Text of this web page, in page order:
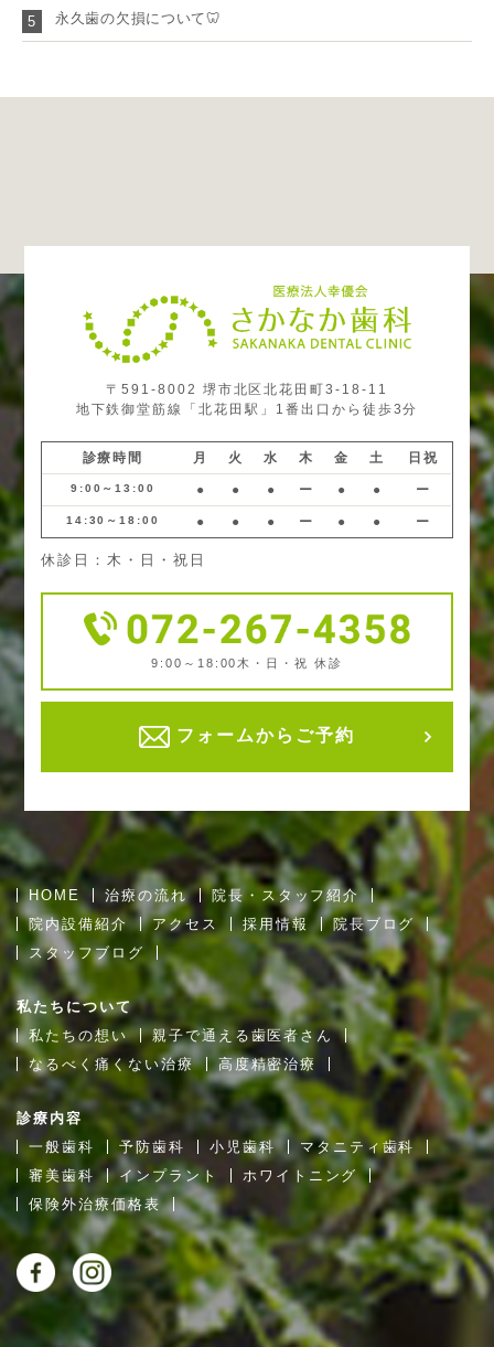
5 永久歯の欠損について🦷
〒591-8002 堺市北区北花田町3-18-11
地下鉄御堂筋線「北花田駅」1番出口から徒歩3分
診療時間 月 火 水 木 金 土 日祝
9:00～13:00 ● ● ● ー ● ● ー
14:30～18:00 ● ● ● ー ● ● ー
休診日：木・日・祝日
9:00～18:00 木・日・祝 休診
フォームからご予約
HOME 治療の流れ
院長・スタッフ紹介
院内設備紹介
アクセス 採用情報
院長ブログ
スタッフブログ
私たちについて
私たちの想い
親子で通える歯医者さん
なるべく痛くない治療
高度精密治療
診療内容
一般歯科
予防歯科 小児歯科
マタニティ歯科
審美歯科
インプラント
ホワイトニング
保険外治療価格表